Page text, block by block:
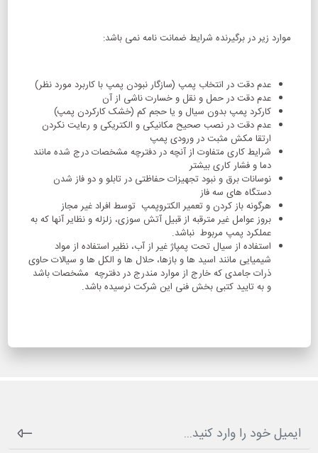
موارد زیر در برگیرنده شرایط ضمانت نامه نمی باشد:
عدم دقت در انتخاب پمپ (سازگار نبودن پمپ با کاربرد مورد نظر)
عدم دقت در حمل و نقل و خسارت ناشی از آن
کارکرد پمپ بدون سیال و یا حجم کم (خشک کارکردن پمپ)
عدم دقت در نصب صحیح مکانیکی و الکتریکی و رعایت نکردن
ارتقا مکش مثبت در ورودی پمپ
شرایط کاری متفاوت از آنچه در دفترچه مشخصات درج شده مانند
دما و فشار کاری بیشتر
نوسانات برق و نبود تجهیزات حفاظتی در تابلو و دو فاز شدن
دستگاه های سه فاز
هرگونه باز کردن و تعمیر الکتروپمپ توسط افراد غیر مجاز
بروز عوامل غیر مترقبه از قبیل آتش سوزی، زلزله و نظایر آنها که به
عملکرد پمپ مربوط نباشد.
استفاده از سیال تحت پمپاژ غیر از آب، نظیر استفاده از مواد
شیمیایی مانند اسید ها و بازها، حلال ها و الکل ها و سیالات حاوی
ذرات جامدی که خارج از موارد مندرج در دفترچه مشخصات باشد
و به تایید کتبی بخش فنی این شرکت نرسیده باشد.